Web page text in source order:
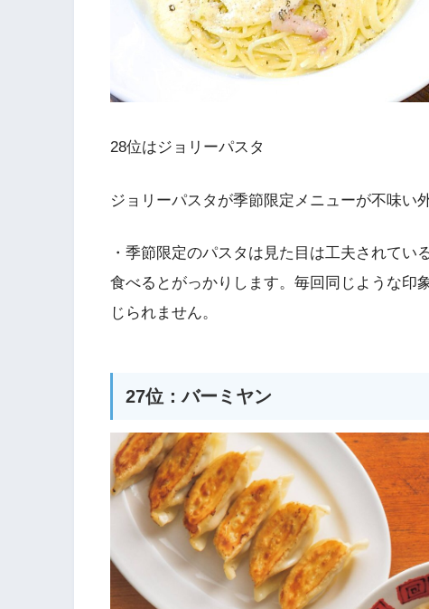
28位はジョリーパスタ
ジョリーパスタが季節限定メニューが不味い
・季節限定のパスタは見た目は工夫されて
食べるとがっかりします。毎回同じような印
じられません。
27位：バーミヤン